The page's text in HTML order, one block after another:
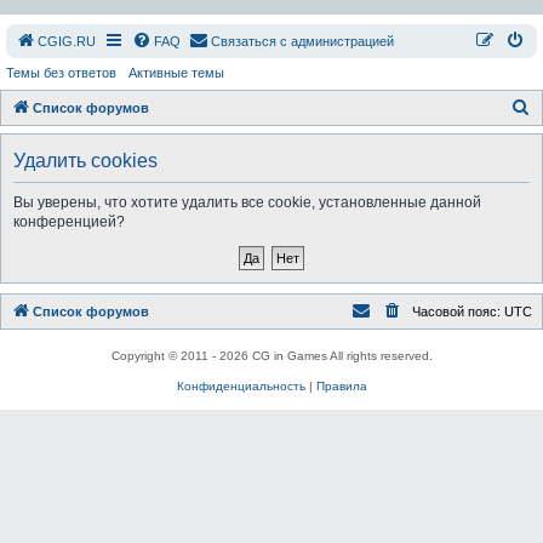
СGIG.RU FAQ Связаться с администрацией
Темы без ответов Активные темы
Список форумов
о
Удалить cookies
Вы уверены, что хотите удалить все cookie, установленные данной
конференцией?
Список форумов Часовой пояс: UTC
Copyright © 2011 - 2026 CG in Games All rights reserved.
Конфиденциальность| Правила